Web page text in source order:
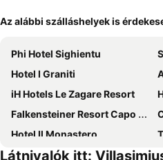
Az alábbi szálláshelyek is
Phi Hotel Sighientu
Hotel I Graniti
iH Hotels Le Zagare Resort
Falkensteiner Resort Capo Boi
Hotel Il Monastero
Residence Il Vascello
Látnivalók itt: